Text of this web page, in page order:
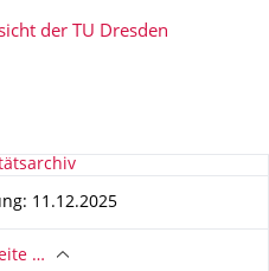
der TU Dresden
11.12.2025
…